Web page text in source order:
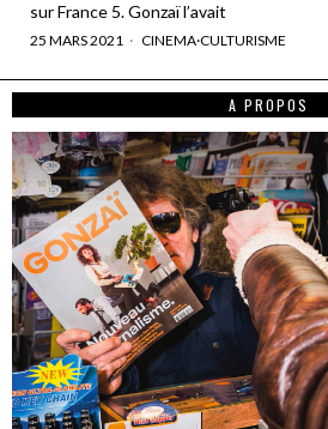
sur France 5. Gonzaï l’avait
25 MARS 2021 CINEMA·CULTURISME
A PROPOS